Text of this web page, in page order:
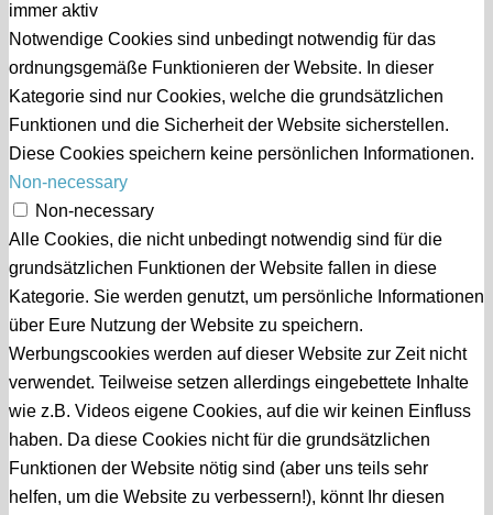
immer aktiv
Notwendige Cookies sind unbedingt notwendig für das
ordnungsgemäße Funktionieren der Website. In dieser
Kategorie sind nur Cookies, welche die grundsätzlichen
Funktionen und die Sicherheit der Website sicherstellen.
Diese Cookies speichern keine persönlichen Informationen.
Non-necessary
Non-necessary
Alle Cookies, die nicht unbedingt notwendig sind für die
grundsätzlichen Funktionen der Website fallen in diese
Kategorie. Sie werden genutzt, um persönliche Informationen
über Eure Nutzung der Website zu speichern.
Werbungscookies werden auf dieser Website zur Zeit nicht
verwendet. Teilweise setzen allerdings eingebettete Inhalte
wie z.B. Videos eigene Cookies, auf die wir keinen Einfluss
haben. Da diese Cookies nicht für die grundsätzlichen
Funktionen der Website nötig sind (aber uns teils sehr
helfen, um die Website zu verbessern!), könnt Ihr diesen